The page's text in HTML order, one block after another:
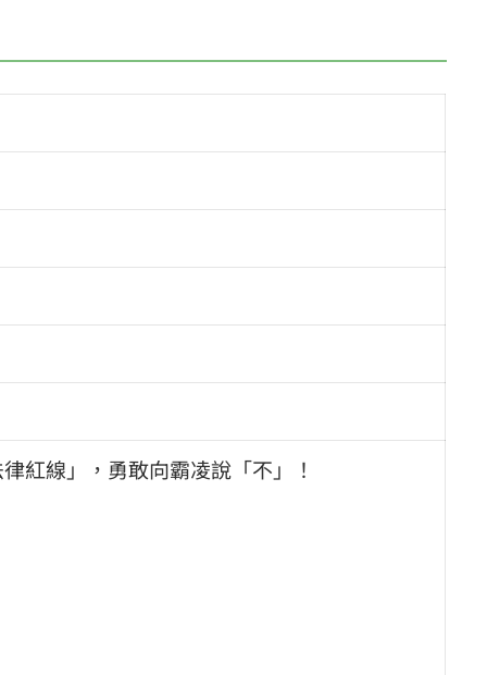
紅線」，勇敢向霸凌說「不」！